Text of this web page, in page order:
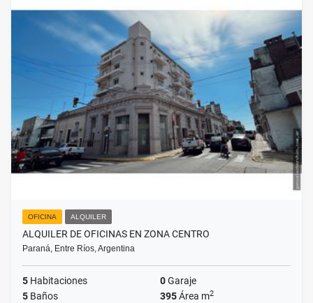
OFICINA ALQUILER
ALQUILER DE OFICINAS EN ZONA CENTRO
Paraná, Entre Ríos, Argentina
5 Habitaciones 0Garaje
5 Baños 395Área m2